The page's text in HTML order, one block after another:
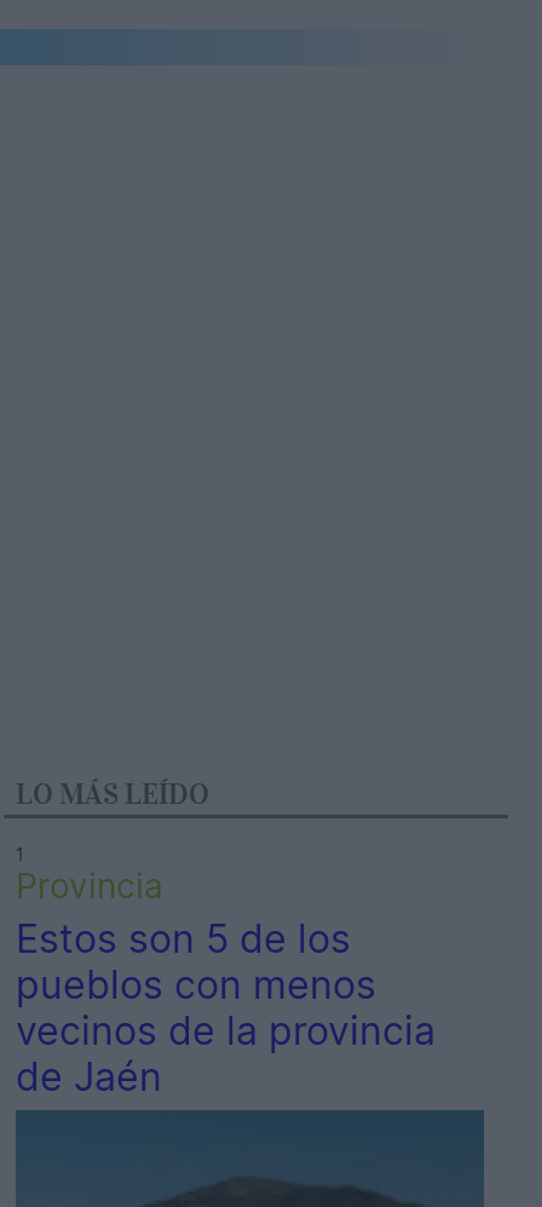
LO MÁS LEÍDO
1
Provincia
Estos son 5 de los
pueblos con menos
vecinos de la provincia
de Jaén